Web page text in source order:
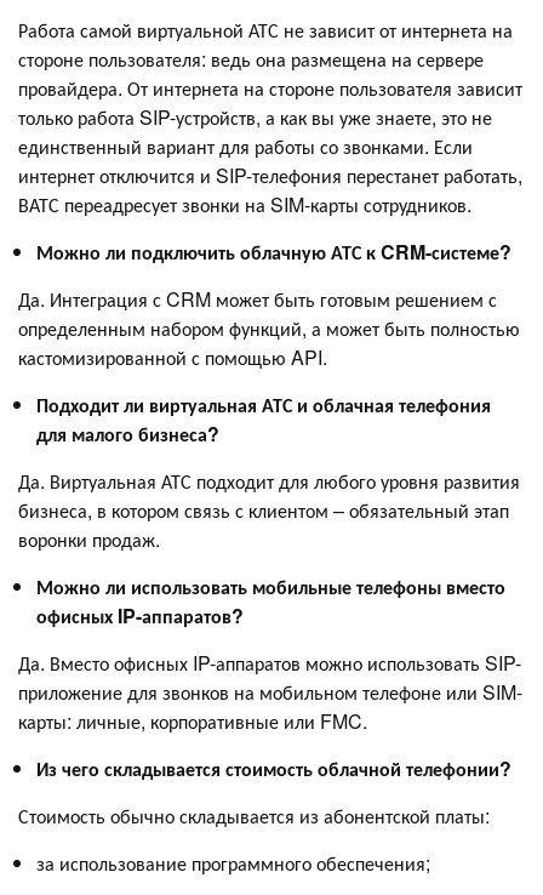
Работа самой виртуальной АТС не зависит от интернета на
стороне пользователя: ведь она размещена на сервере
провайдера. От интернета на стороне пользователя зависит
только работа SIP-устройств, а как вы уже знаете, это не
единственный вариант для работы со звонками. Если
интернет отключится и SIP-телефония перестанет работать,
ВАТС переадресует звонки на SIM-карты сотрудников.
Можно ли подключить облачную АТС к CRM-системе?
Да. Интеграция с CRM может быть готовым решением с
определенным набором функций, а может быть полностью
кастомизированной с помощью API.
Подходит ли виртуальная АТС и облачная телефония
для малого бизнеса?
Да. Виртуальная АТС подходит для любого уровня развития
бизнеса, в котором связь с клиентом – обязательный этап
воронки продаж.
Можно ли использовать мобильные телефоны вместо
офисных IP-аппаратов?
Да. Вместо офисных IP-аппаратов можно использовать SIP-
приложение для звонков на мобильном телефоне или SIM-
карты: личные, корпоративные или FMC.
Из чего складывается стоимость облачной телефонии?
Стоимость обычно складывается из абонентской платы:
за использование программного обеспечения;